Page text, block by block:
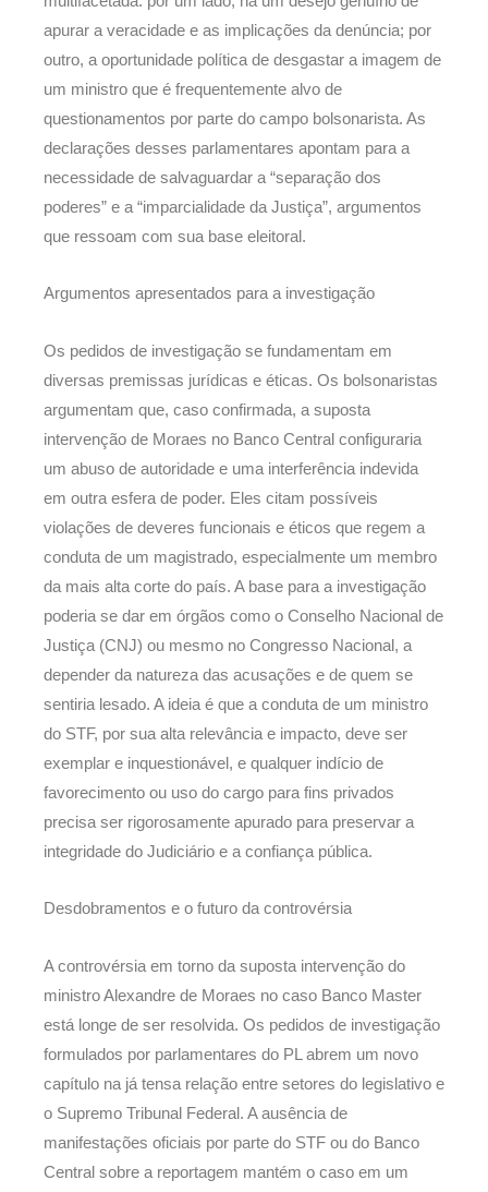
apurar a veracidade e as implicações da denúncia; por
outro, a oportunidade política de desgastar a imagem de
um ministro que é frequentemente alvo de
questionamentos por parte do campo bolsonarista. As
declarações desses parlamentares apontam para a
necessidade de salvaguardar a “separação dos
poderes” e a “imparcialidade da Justiça”, argumentos
que ressoam com sua base eleitoral.
Argumentos apresentados para a investigação
Os pedidos de investigação se fundamentam em
diversas premissas jurídicas e éticas. Os bolsonaristas
argumentam que, caso confirmada, a suposta
intervenção de Moraes no Banco Central configuraria
um abuso de autoridade e uma interferência indevida
em outra esfera de poder. Eles citam possíveis
violações de deveres funcionais e éticos que regem a
conduta de um magistrado, especialmente um membro
da mais alta corte do país. A base para a investigação
poderia se dar em órgãos como o Conselho Nacional de
Justiça (CNJ) ou mesmo no Congresso Nacional, a
depender da natureza das acusações e de quem se
sentiria lesado. A ideia é que a conduta de um ministro
do STF, por sua alta relevância e impacto, deve ser
exemplar e inquestionável, e qualquer indício de
favorecimento ou uso do cargo para fins privados
precisa ser rigorosamente apurado para preservar a
integridade do Judiciário e a confiança pública.
Desdobramentos e o futuro da controvérsia
A controvérsia em torno da suposta intervenção do
ministro Alexandre de Moraes no caso Banco Master
está longe de ser resolvida. Os pedidos de investigação
formulados por parlamentares do PL abrem um novo
capítulo na já tensa relação entre setores do legislativo e
o Supremo Tribunal Federal. A ausência de
manifestações oficiais por parte do STF ou do Banco
Central sobre a reportagem mantém o caso em um